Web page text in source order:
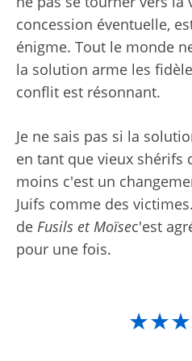
concession éventuelle,
énigme. Tout le monde
la solution arme les
conflit est résonnant.
Je ne sais pas si la
en tant que vieux shérifs
moins c'est un
Juifs comme des
de Fusils et Moïsec'est
pour une fois.